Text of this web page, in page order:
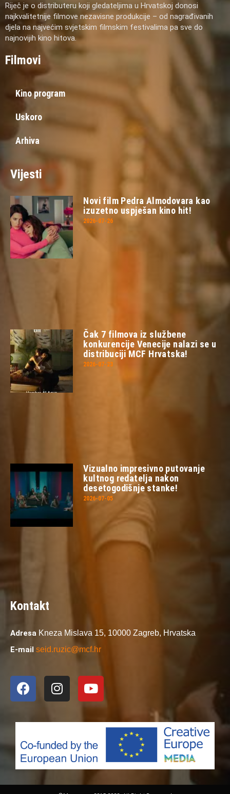
Riječ je o distributeru koji gledateljima u Hrvatskoj donosi
najkvalitetnije filmove nezavisne produkcije – od nagrađivanih
djela na najvećim svjetskim filmskim festivalima pa sve do
najnovijih kino hitova.
Filmovi
Kino program
Uskoro
Arhiva
Vijesti
Novi film Pedra Almodovara kao
izuzetno uspješan kino hit!
2026-07-26
Čak 7 filmova iz službene
konkurencije Venecije nalazi se u
distribuciji MCF Hrvatska!
2026-07-23
Vizualno impresivno putovanje
kultnog redatelja nakon
desetogodišnje stanke!
2026-07-05
Kontakt
Adresa Kneza Mislava 15, 10000 Zagreb, Hrvatska
E-mail seid.ruzic@mcf.hr